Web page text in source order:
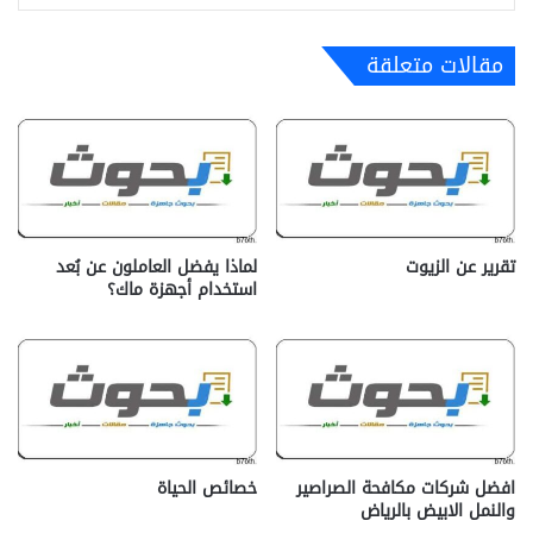
مقالات متعلقة
تقرير عن الزيوت لماذا يفضل العاملون عن بُعد
استخدام أجهزة ماك؟
افضل شركات مكافحة الصراصير
والنمل الابيض بالرياض
خصائص الحياة